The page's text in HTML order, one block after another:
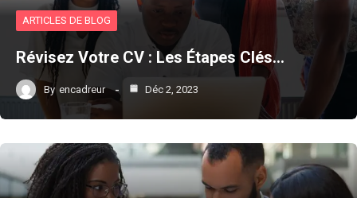
ARTICLES DE BLOG
Révisez Votre CV : Les Étapes Clés…
By encadreur Déc 2, 2023